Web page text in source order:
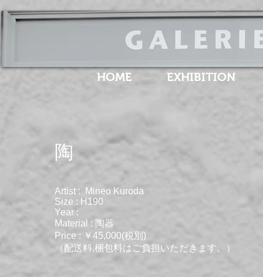
HOME EXHIBITION
​陶
Artist : Mineo Kuroda
Size : H190
Year :
Material : 陶器
Price : ￥45,000(税別)
（配送料,梱包料はご負担いただきます。）